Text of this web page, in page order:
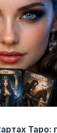
Таро: